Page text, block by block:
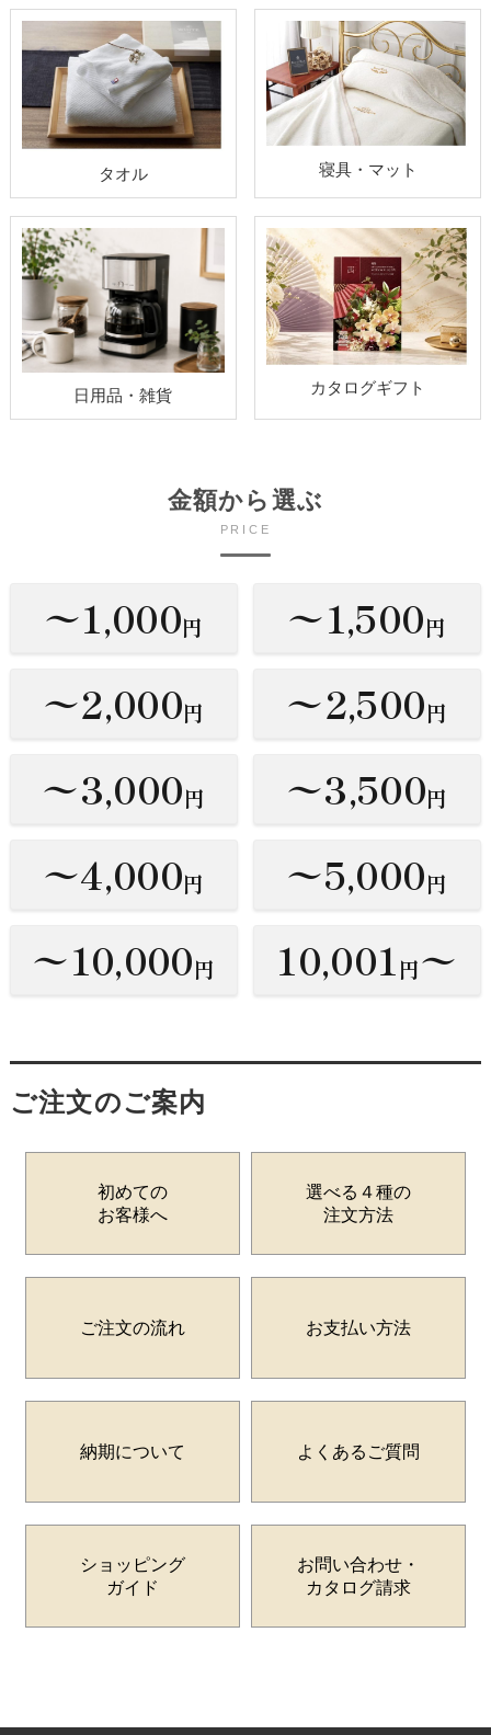
タオル 寝具・マット
日用品・雑貨 カタログギフト
金額から選ぶ
PRICE
〜1,000円 〜1,500円
〜2,000円 〜2,500円
〜3,000円 〜3,500円
〜4,000円 〜5,000円
〜10,000円 10,001円〜
ご注文のご案内
初めての
お客様へ
選べる４種の
注文方法
ご注文の流れ お支払い方法
納期について よくあるご質問
ショッピング
ガイド
お問い合わせ・
カタログ請求